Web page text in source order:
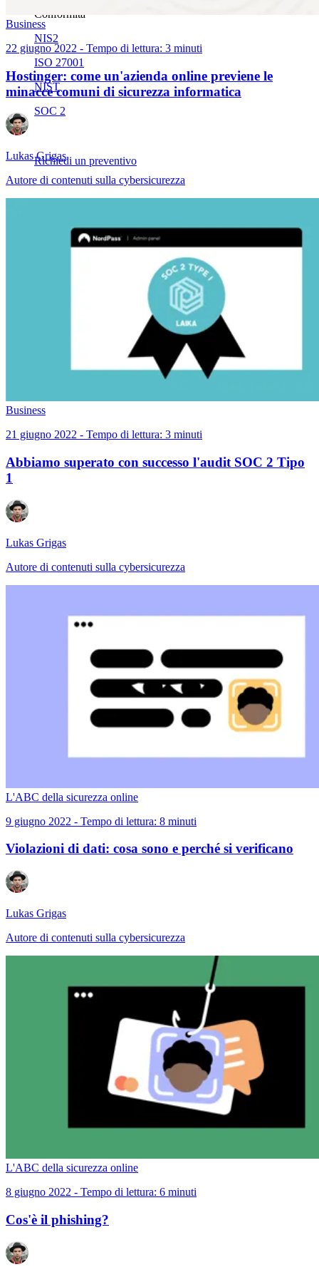
Conformità
NIS2
ISO 27001
NIST
SOC 2
Richiedi un preventivo
Business
22 giugno 2022 - Tempo di lettura: 3 minuti
Hostinger: come un'azienda online previene le
minacce comuni di sicurezza informatica
Lukas Grigas
Autore di contenuti sulla cybersicurezza
Business
21 giugno 2022 - Tempo di lettura: 3 minuti
Abbiamo superato con successo l'audit SOC 2 Tipo
1
Lukas Grigas
Autore di contenuti sulla cybersicurezza
L'ABC della sicurezza online
9 giugno 2022 - Tempo di lettura: 8 minuti
Violazioni di dati: cosa sono e perché si verificano
Lukas Grigas
Autore di contenuti sulla cybersicurezza
L'ABC della sicurezza online
8 giugno 2022 - Tempo di lettura: 6 minuti
Cos'è il phishing?